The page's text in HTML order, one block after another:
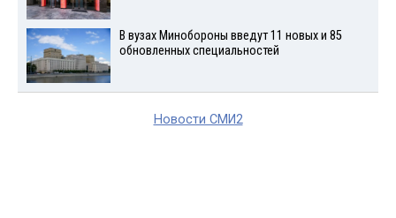
В вузах Минобороны введут 11 новых и 85
обновленных специальностей
Новости СМИ2